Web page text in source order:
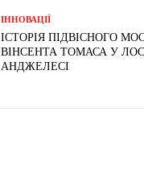
ІННОВАЦІЇ
ІСТОРІЯ ПІДВІСНОГО
ВІНСЕНТА ТОМАСА У
АНДЖЕЛЕСІ